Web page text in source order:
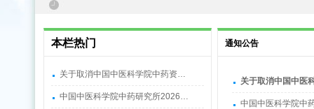
本栏热门
关于取消中国中医科学院中药资…
中国中医科学院中药研究所2026…
通知公告
关于取消中国中医
中国中医科学院中